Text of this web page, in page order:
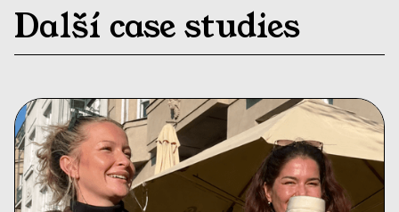
Další case studies